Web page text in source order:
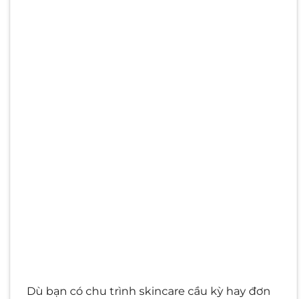
Dù bạn có chu trình skincare cầu kỳ hay đơn